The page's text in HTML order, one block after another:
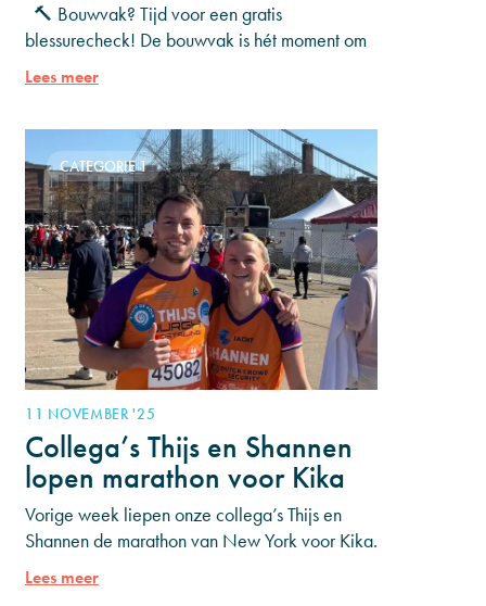
🔨 Bouwvak? Tijd voor een gratis
blessurecheck! De bouwvak is hét moment om
even op adem te komen. Heb je al een tijdje
last
Lees meer
CATEGORIE 1
11 NOVEMBER '25
Collega’s Thijs en Shannen
lopen marathon voor Kika
Vorige week liepen onze collega’s Thijs en
Shannen de marathon van New York voor Kika.
Met het lopen van deze marathon haalden ze
€15.000 op
Lees meer